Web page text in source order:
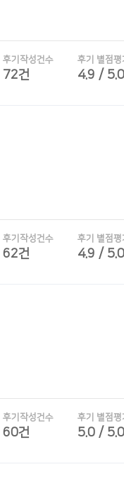
후기작성건수
72건
후기 별점평
4.9 / 5.0
후기작성건수
62건
후기 별점평
4.9 / 5.0
후기작성건수
60건
후기 별점평
5.0 / 5.0